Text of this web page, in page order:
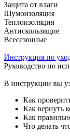
Защита от влаги
Шумоизоляция
Теплоизоляция
Антискользящие
Всесезонные
Инструкция по
Руководство по
В инструкции вы
Как
Как вернуть
Как
Что делать